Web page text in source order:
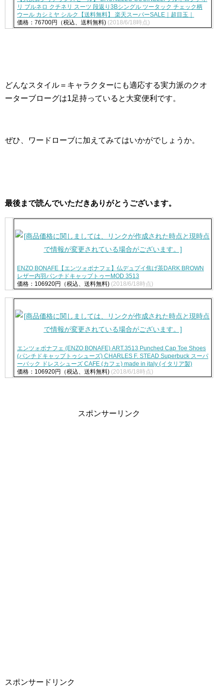
リ ブルネロ クチネリ スーツ 段返り3Bシングル ツータック チェック柄
ウール カシミヤ シルク【送料無料】 楽天スーパーSALE｜超目玉｜
価格：76700円（税込、送料無料) (2018/6/18時点)
どんなスタイル＝キャラクターにも適応する実力派のクオ
ーターブローグは1足持っていると大変便利です。
ぜひ、ワードローブに加えてみてはいかがでしょうか。
最後まで読んでいただきありがとうございます。
ENZO BONAFE【エンツォボナフェ】仏デュプイ焦げ茶DARK BROWN
レザー内羽パンチドキャップトゥーMOD 3513
価格：106920円（税込、送料無料) (2018/6/18時点)
エンツォボナフェ (ENZO BONAFE) ART.3513 Punched Cap Toe Shoes
(パンチドキャップトゥシューズ) CHARLES F. STEAD Superbuck スーパ
ーバック ドレスシューズ CAFE (カフェ) made in italy (イタリア製)
価格：106920円（税込、送料無料) (2018/6/18時点)
スポンサーリンク
スポンサードリンク